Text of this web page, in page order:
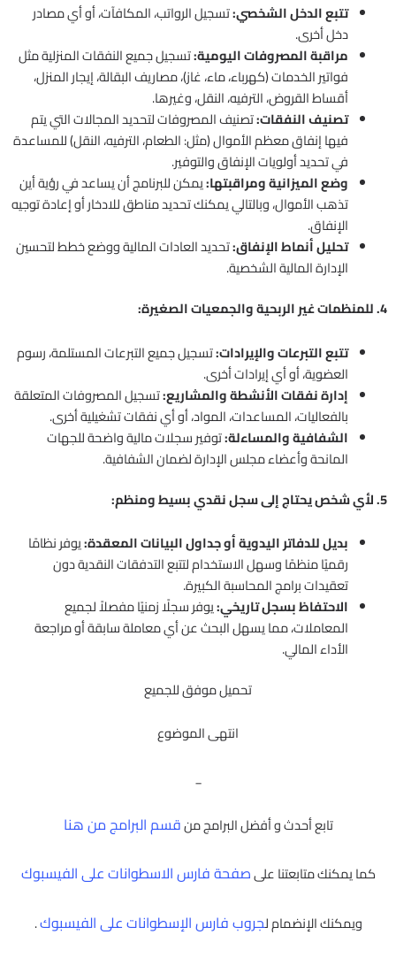
تتبع الدخل الشخصي:تسجيل الرواتب، المكافآت، أو أي مصادر
دخل أخرى.
مراقبة المصروفات اليومية:تسجيل جميع النفقات المنزلية مثل
فواتير الخدمات (كهرباء، ماء، غاز)، مصاريف البقالة، إيجار المنزل،
أقساط القروض، الترفيه، النقل، وغيرها.
تصنيف النفقات:تصنيف المصروفات لتحديد المجالات التي يتم
فيها إنفاق معظم الأموال (مثل: الطعام، الترفيه، النقل) للمساعدة
في تحديد أولويات الإنفاق والتوفير.
وضع الميزانية ومراقبتها:يمكن للبرنامج أن يساعد في رؤية أين
تذهب الأموال، وبالتالي يمكنك تحديد مناطق للادخار أو إعادة توجيه
الإنفاق.
تحليل أنماط الإنفاق:تحديد العادات المالية ووضع خطط لتحسين
الإدارة المالية الشخصية.
4. للمنظمات غير الربحية والجمعيات الصغيرة:
تتبع التبرعات والإيرادات:تسجيل جميع التبرعات المستلمة، رسوم
العضوية، أو أي إيرادات أخرى.
إدارة نفقات الأنشطة والمشاريع:تسجيل المصروفات المتعلقة
بالفعاليات، المساعدات، المواد، أو أي نفقات تشغيلية أخرى.
الشفافية والمساءلة:توفير سجلات مالية واضحة للجهات
المانحة وأعضاء مجلس الإدارة لضمان الشفافية.
5. لأي شخص يحتاج إلى سجل نقدي بسيط ومنظم:
بديل للدفاتر اليدوية أو جداول البيانات المعقدة:يوفر نظامًا
رقميًا منظمًا وسهل الاستخدام لتتبع التدفقات النقدية دون
تعقيدات برامج المحاسبة الكبيرة.
الاحتفاظ بسجل تاريخي:يوفر سجلًا زمنيًا مفصلاً لجميع
المعاملات، مما يسهل البحث عن أي معاملة سابقة أو مراجعة
الأداء المالي.
تحميل موفق للجميع
انتهى الموضوع
_
تابع أحدث و أفضل البرامج منقسم البرامج من هنا
كما يمكنك متابعتنا علىصفحة فارس الاسطوانات على الفيسبوك
ويمكنك الإنضمام لجروب فارس الإسطوانات على الفيسبوك.